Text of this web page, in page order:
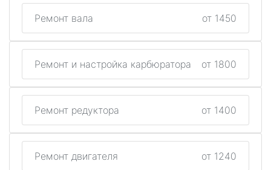
Ремонт вала от 1450
Ремонт и настройка карбюратора от 1800
Ремонт редуктора от 1400
Ремонт двигателя от 1240